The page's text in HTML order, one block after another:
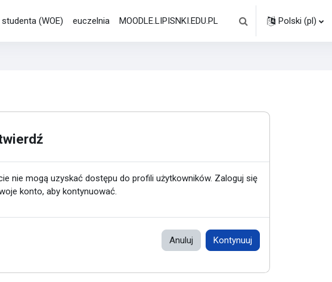
(WOE) euczelnia MOODLE.LIPISNKI.EDU.PL
Przełącznik wyszukiwarki
Polski ‎(pl)‎
nie mogą uzyskać dostępu do profili użytkowników. Zaloguj się
konto, aby kontynuować.
Anuluj Kontynuuj